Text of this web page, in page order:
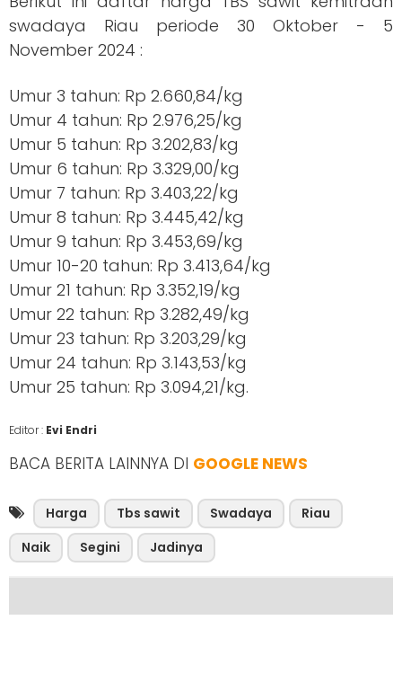
swadaya Riau periode 30 Oktober - 5
November 2024 :
Umur 3 tahun: Rp 2.660,84/kg
Umur 4 tahun: Rp 2.976,25/kg
Umur 5 tahun: Rp 3.202,83/kg
Umur 6 tahun: Rp 3.329,00/kg
Umur 7 tahun: Rp 3.403,22/kg
Umur 8 tahun: Rp 3.445,42/kg
Umur 9 tahun: Rp 3.453,69/kg
Umur 10-20 tahun: Rp 3.413,64/kg
Umur 21 tahun: Rp 3.352,19/kg
Umur 22 tahun: Rp 3.282,49/kg
Umur 23 tahun: Rp 3.203,29/kg
Umur 24 tahun: Rp 3.143,53/kg
Umur 25 tahun: Rp 3.094,21/kg.
Editor : Evi Endri
BACA BERITA LAINNYA DI GOOGLE NEWS
Harga Tbs sawit Swadaya
Riau
Naik
Segini Jadinya